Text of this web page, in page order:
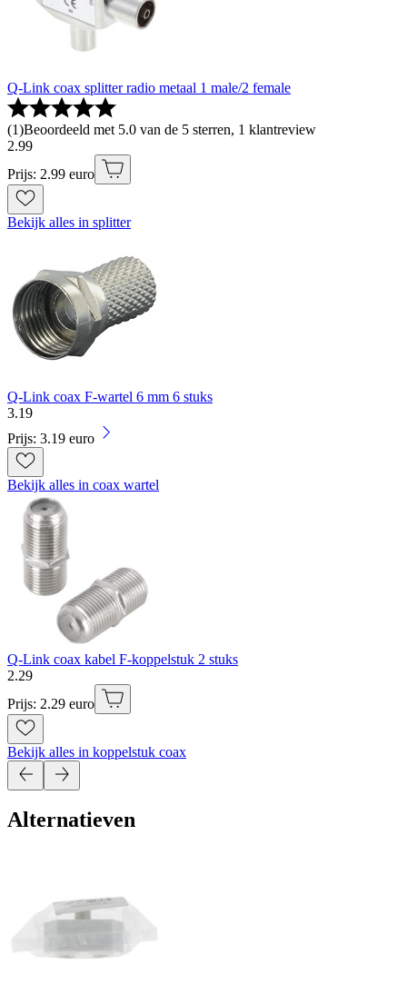
Q-Link coax splitter radio metaal 1 male/2 female
(1)Beoordeeld met 5.0 van de 5 sterren, 1 klantreview
2.99
Prijs: 2.99 euro
Bekijk alles in splitter
Q-Link coax F-wartel 6 mm 6 stuks
3.19
Prijs: 3.19 euro
Bekijk alles in coax wartel
Q-Link coax kabel F-koppelstuk 2 stuks
2.29
Prijs: 2.29 euro
Bekijk alles in koppelstuk coax
Alternatieven